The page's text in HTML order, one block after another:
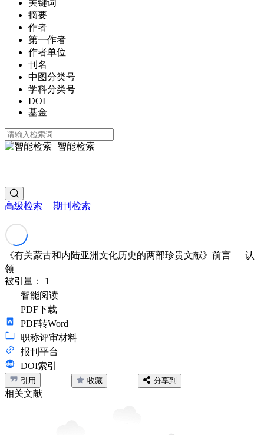
关键词
摘要
作者
第一作者
作者单位
刊名
中图分类号
学科分类号
DOI
基金
智能检索
高级检索 期刊检索
《有关蒙古和内陆亚洲文化历史的两部珍贵文献》前言
认
领
被引量： 1
智能阅读
PDF下载
PDF转Word
职称评审材料
报刊平台
DOI索引
引用 收藏 分享到
相关文献